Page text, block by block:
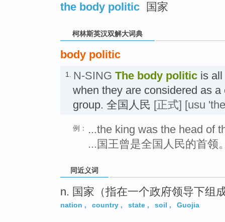
the body politic
国家
柯林斯英汉双解大词典
body politic
1. N-SING The body politic is
when they are considered as
group. 全国人民 [正式] [usu
例：
...the king was the head of
...国王曾是全国人民的首领
同近义词
n. 国家（指在一个政府领导下组
nation , country , state , soil , Guojia